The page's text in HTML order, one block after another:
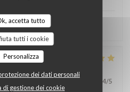
accetta tutto
tutti i cookie
Personalizza
dei dati personali
di gestione dei cookie
je reviendrai…
4/5